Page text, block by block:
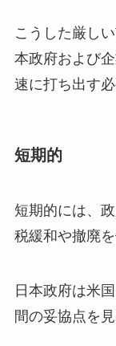
こうした厳し
本政府および
速に打ち出す必
短期的
短期的には、
税緩和や撤廃
日本政府は米
間の妥協点を